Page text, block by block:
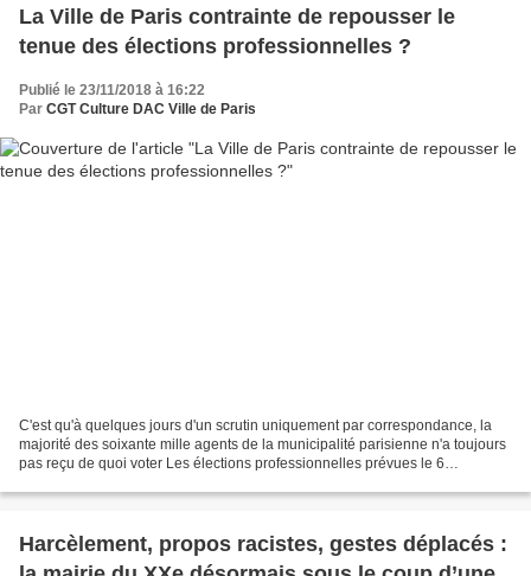
La Ville de Paris contrainte de repousser le
tenue des élections professionnelles ?
Publié le 23/11/2018 à 16:22
Par CGT Culture DAC Ville de Paris
C'est qu'à quelques jours d'un scrutin uniquement par correspondance, la
majorité des soixante mille agents de la municipalité parisienne n'a toujours
pas reçu de quoi voter Les élections professionnelles prévues le 6
Harcèlement, propos racistes, gestes déplacés :